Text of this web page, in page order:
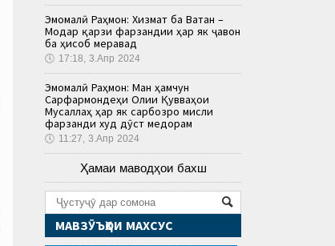
Эмомалӣ Раҳмон: Хизмат ба Ватан –
Модар қарзи фарзандии ҳар як ҷавон
ба ҳисоб меравад
🕔 17:18, 3.Апр 2024
Эмомалӣ Раҳмон: Ман ҳамчун
Сарфармондеҳи Олии Қувваҳои
Мусаллаҳ ҳар як сарбозро мисли
фарзанди худ дӯст медорам
🕔 11:27, 3.Апр 2024
Ҳамаи маводҳои бахш
МАВЗӮЪҲОИ МАХСУС